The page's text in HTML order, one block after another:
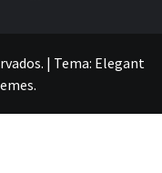
| Tema: Elegant
.